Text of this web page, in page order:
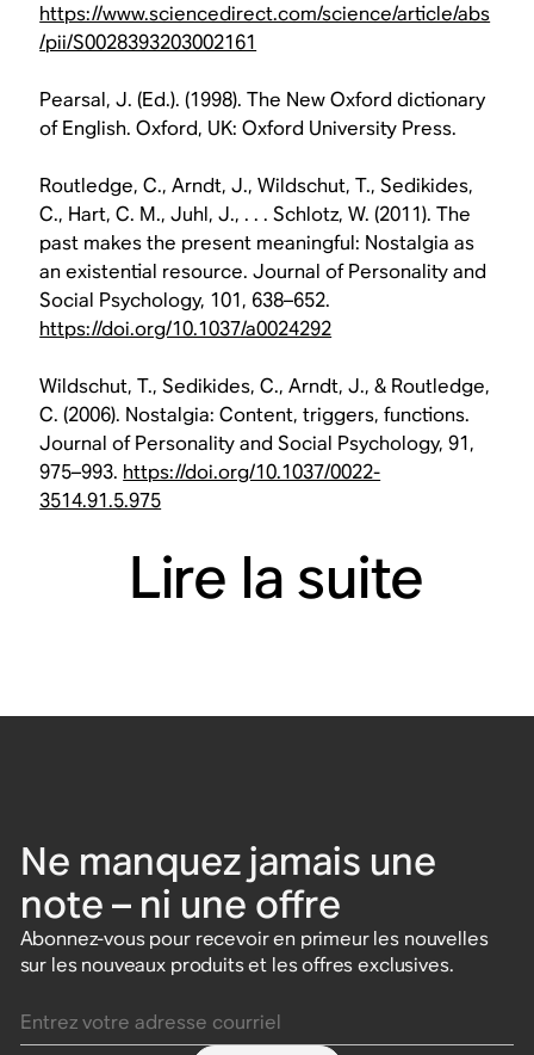
https://www.sciencedirect.com/science/article/abs
/pii/S0028393203002161
Pearsal, J. (Ed.). (1998). The New Oxford dictionary
of English. Oxford, UK: Oxford University Press.
Routledge, C., Arndt, J., Wildschut, T., Sedikides,
C., Hart, C. M., Juhl, J., . . . Schlotz, W. (2011). The
past makes the present meaningful: Nostalgia as
an existential resource. Journal of Personality and
Social Psychology, 101, 638–652.
https://doi.org/10.1037/a0024292
Wildschut, T., Sedikides, C., Arndt, J., & Routledge,
C. (2006). Nostalgia: Content, triggers, functions.
Journal of Personality and Social Psychology, 91,
975–993. https://doi.org/10.1037/0022-
3514.91.5.975
Lire la suite
Ne manquez jamais une
note – ni une offre
Abonnez-vous pour recevoir en primeur les nouvelles
sur les nouveaux produits et les offres exclusives.